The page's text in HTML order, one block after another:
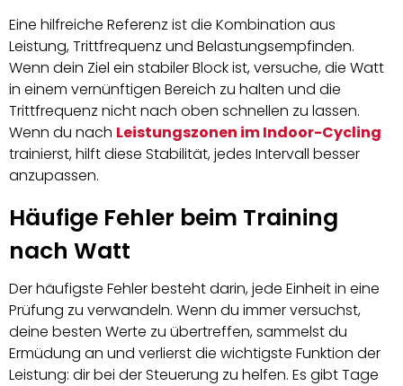
Eine hilfreiche Referenz ist die Kombination aus
Leistung, Trittfrequenz und Belastungsempfinden.
Wenn dein Ziel ein stabiler Block ist, versuche, die Watt
in einem vernünftigen Bereich zu halten und die
Trittfrequenz nicht nach oben schnellen zu lassen.
Wenn du nach Leistungszonen im Indoor-Cycling
trainierst, hilft diese Stabilität, jedes Intervall besser
anzupassen.
Häufige Fehler beim Training
nach Watt
Der häufigste Fehler besteht darin, jede Einheit in eine
Prüfung zu verwandeln. Wenn du immer versuchst,
deine besten Werte zu übertreffen, sammelst du
Ermüdung an und verlierst die wichtigste Funktion der
Leistung: dir bei der Steuerung zu helfen. Es gibt Tage